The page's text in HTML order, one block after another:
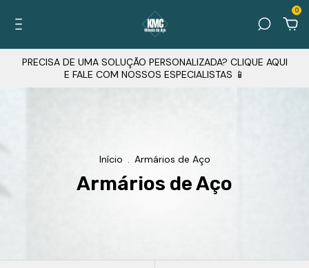
0
PRECISA DE UMA SOLUÇÃO PERSONALIZADA? CLIQUE AQUI
E FALE COM NOSSOS ESPECIALISTAS 📱
Início Armários de Aço
Armários de Aço